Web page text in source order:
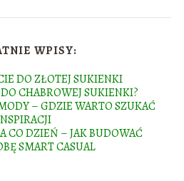
WPISY:
DO ZŁOTEJ SUKIENKI
CHABROWEJ SUKIENKI?
– GDZIE WARTO SZUKAĆ
CO DZIEŃ – JAK BUDOWAĆ
SMART CASUAL